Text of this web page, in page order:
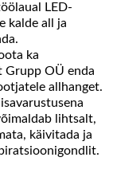
LED-
kalde all ja
ka
Grupp OÜ enda
allhanget.
lihtsalt,
käivitada ja
.